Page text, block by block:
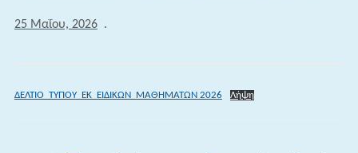
25 Μαΐου, 2026 .
ΔΕΛΤΙΟ_ΤΥΠΟΥ_ΕΚ_ΕΙΔΙΚΩΝ_ΜΑΘΗΜΑΤΩΝ 2026 Λήψη